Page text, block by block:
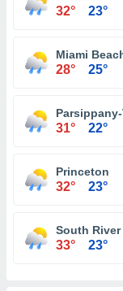
32° 23°
Miami
28° 25°
Parsippany-
31° 22°
Princeton
32° 23°
South River
33° 23°